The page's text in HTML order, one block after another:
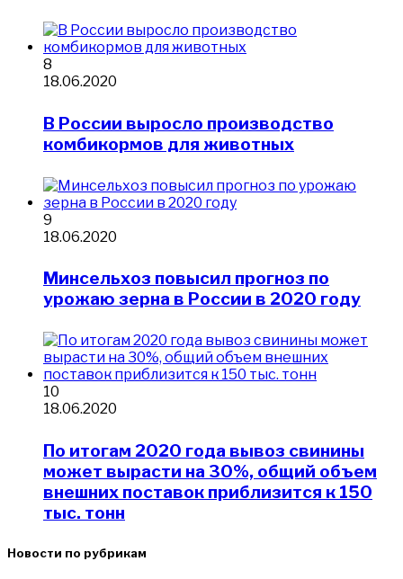
8
18.06.2020
​В России выросло производство
комбикормов для животных
9
18.06.2020
Минсельхоз повысил прогноз по
урожаю зерна в России в 2020 году
10
18.06.2020
​По итогам 2020 года вывоз свинины
может вырасти на 30%, общий объем
внешних поставок приблизится к 150
тыс. тонн
Новости по рубрикам